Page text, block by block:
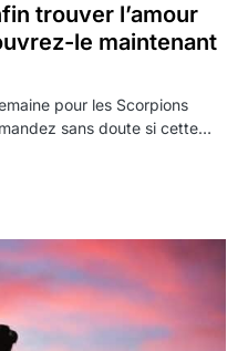
trouver l’amour
le maintenant
pour les Scorpions
sans doute si cette…